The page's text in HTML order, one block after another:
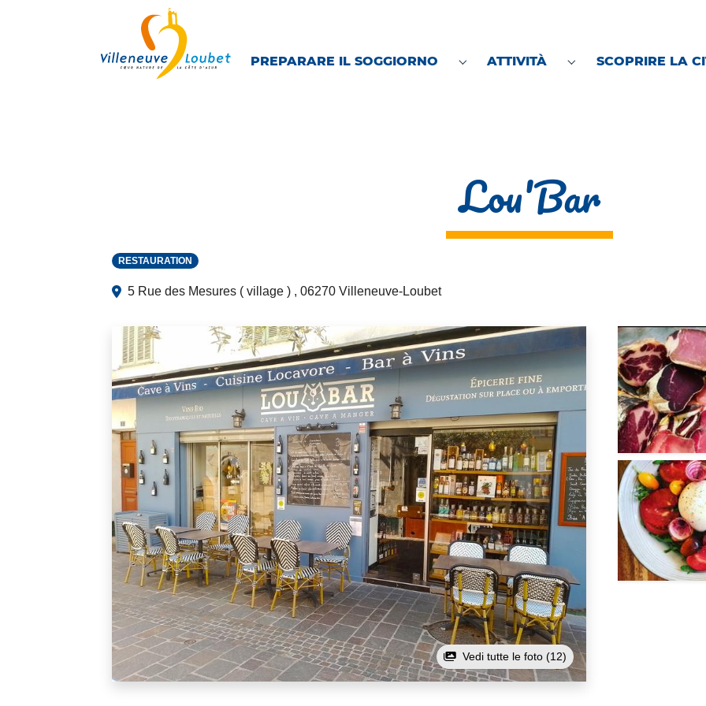
PREPARARE IL SOGGIORNO
Submenu for "Preparare il soggiorno"
ATTIVITÀ
Submenu for
SCOPRIRE LA
Lou'Bar
RESTAURATION
5 Rue des Mesures ( village ) , 06270 Villeneuve-Loubet
Vedi tutte le foto (12)